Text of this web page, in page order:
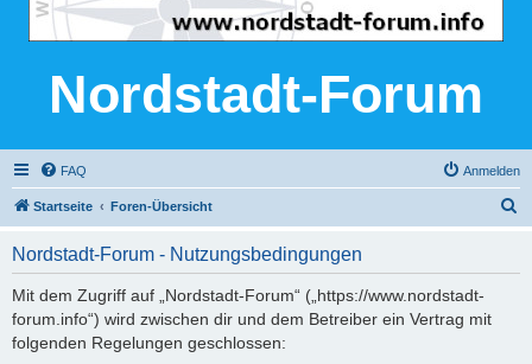
Nordstadt-Forum
FAQ Anmelden
Startseite Foren-Übersicht
Nordstadt-Forum - Nutzungsbedingungen
Mit dem Zugriff auf „Nordstadt-Forum“ („https://www.nordstadt-
forum.info“) wird zwischen dir und dem Betreiber ein Vertrag mit
folgenden Regelungen geschlossen: